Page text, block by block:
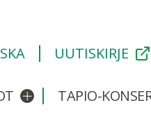
UUTISKIRJE
Avaa/sulje
TAPIO-